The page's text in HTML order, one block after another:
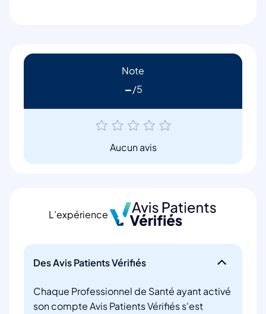
Note
-
Aucun avis
L’expérience
Des Avis Patients Vérifiés
Chaque Professionnel de Santé ayant activé
son compte Avis Patients Vérifiés s'est